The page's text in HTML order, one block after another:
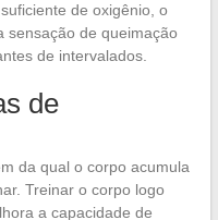
de oxigênio, o
sensação de queimação
de intervalados.
de
da qual o corpo acumula
Treinar o corpo logo
a capacidade de